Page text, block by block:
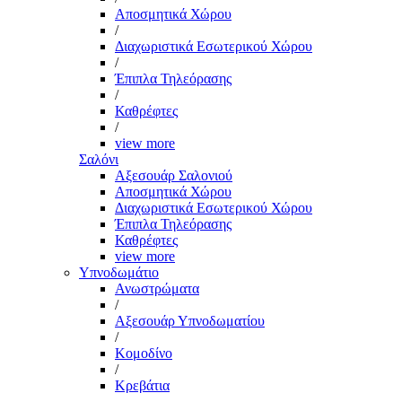
Αποσμητικά Χώρου
/
Διαχωριστικά Εσωτερικού Χώρου
/
Έπιπλα Τηλεόρασης
/
Καθρέφτες
/
view more
Σαλόνι
Αξεσουάρ Σαλονιού
Αποσμητικά Χώρου
Διαχωριστικά Εσωτερικού Χώρου
Έπιπλα Τηλεόρασης
Καθρέφτες
view more
Υπνοδωμάτιο
Ανωστρώματα
/
Αξεσουάρ Υπνοδωματίου
/
Κομοδίνο
/
Κρεβάτια